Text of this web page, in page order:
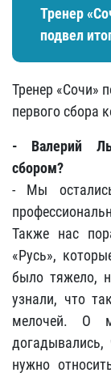
Тренер
подвел
Тренер «Сочи»
первого сбора
- Валерий
сбором?
- Мы
Также нас
«Русь»,
было тяжело,
узнали, что
мелочей. О
нужно